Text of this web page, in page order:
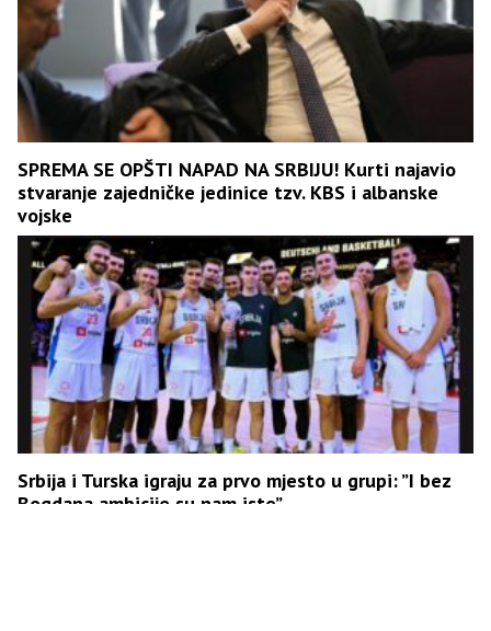
SPREMA SE OPŠTI NAPAD NA SRBIJU! Kurti najavio
stvaranje zajedničke jedinice tzv. KBS i albanske
vojske
Srbija i Turska igraju za prvo mjesto u grupi: ”I bez
Bogdana ambicije su nam iste”